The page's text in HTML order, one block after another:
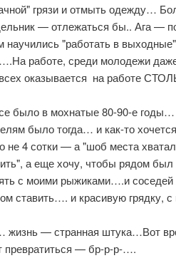
грязи и отмыть одежду…
— отлежаться бы.. Ага —
научились "работать в
работе, среди молодежи
оказывается на работе
было в мохнатые 80-90-е
было тогда… и как-то
не 4 сотки — а "шоб места
а еще хочу, чтобы рядом
с моими рыжиками….и
ставить…. и красивую грядку,
жизнь — странная штука…Вот
превратиться — бр-р-р-….